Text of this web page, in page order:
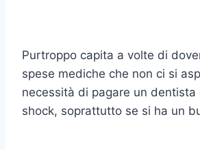
Purtroppo capita a volte di
spese mediche che non ci si
necessità di pagare un dentista
shock, soprattutto se si ha un